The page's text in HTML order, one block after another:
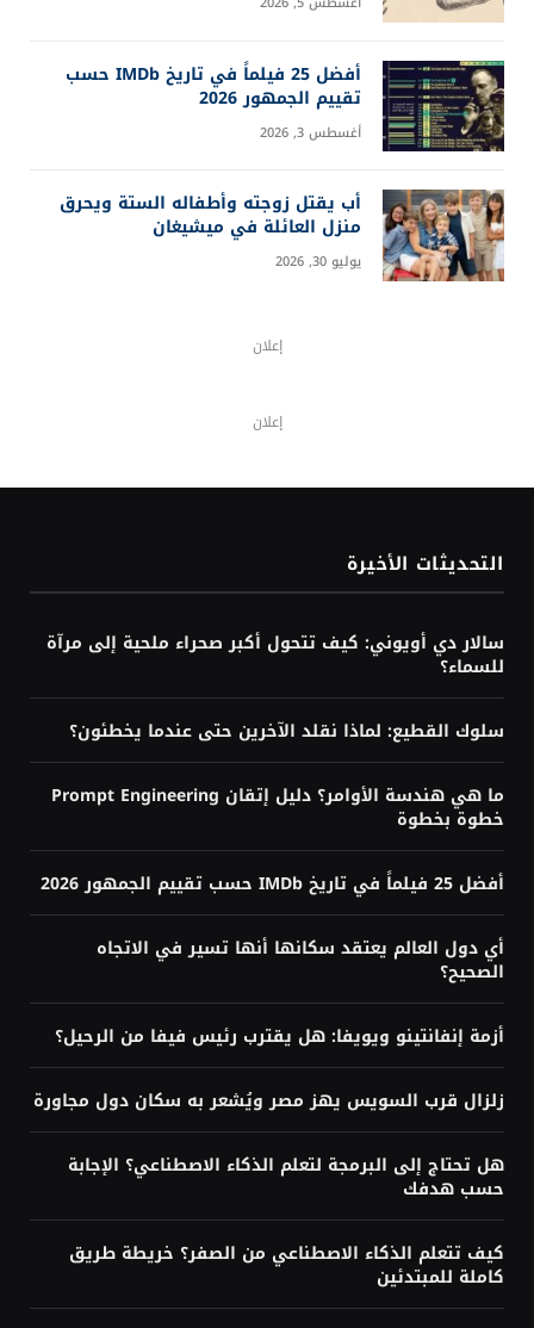
آخر التحديثات
Prompt Engineering خطوة بخطوة
أغسطس 4, 2026
في الاتجاه الصحيح؟
أزمة إنفانتينو ويويفا: هل يقترب رئيس
أغسطس 3, 2026
زلزال قرب السويس يهز مصر ويُشعر به
سكان دول مجاورة
هل تحتاج إلى البرمجة لتعلم الذكاء
الاصطناعي؟ الإجابة حسب هدفك
خريطة طريق كاملة للمبتدئين
يوليو 30, 2026
تابع ميتالسي عبر
Facebook
YouTube
TikTok
Twitter
Pinterest
Tumblr
Mastodon